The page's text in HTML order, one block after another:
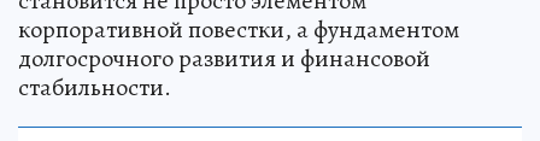
корпоративной повестки, а фундаментом
долгосрочного развития и финансовой
стабильности.